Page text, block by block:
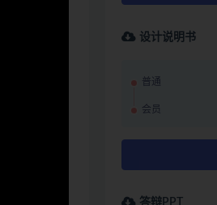
设计说明书
普通
会员
答辩PPT